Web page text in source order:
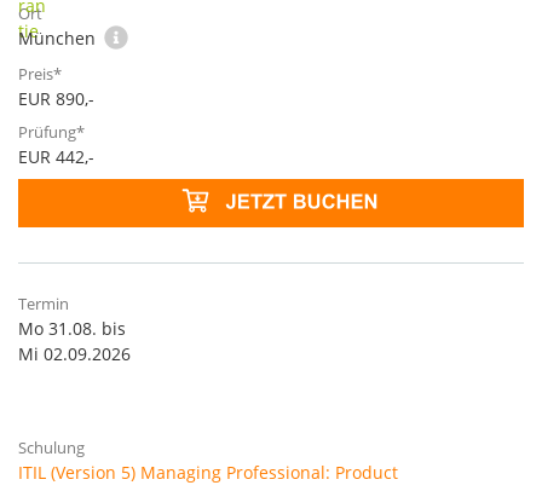
München
EUR 890,-
EUR 442,-
Mo 31.08. bis
Mi 02.09.2026
ITIL (Version 5) Managing Professional: Product